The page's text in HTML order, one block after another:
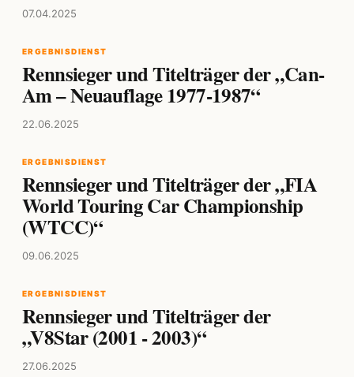
07.04.2025
ERGEBNISDIENST
Rennsieger und Titelträger der „Can-
Am – Neuauflage 1977-1987“
22.06.2025
ERGEBNISDIENST
Rennsieger und Titelträger der „FIA
World Touring Car Championship
(WTCC)“
09.06.2025
ERGEBNISDIENST
Rennsieger und Titelträger der
„V8Star (2001 - 2003)“
27.06.2025